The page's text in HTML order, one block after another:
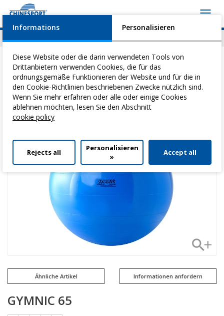
News Geschehen Video Download
Sie befinden sich hier:Home>Heilgymnastik>RehabilitationsbäLle
Gymnic 65
Ähnliche Artikel Informationen anfordern
GYMNIC 65
Informations Personalisieren
Diese Website oder die darin verwendeten Tools von
Drittanbietern verwenden Cookies, die für das
ordnungsgemäße Funktionieren der Website und für die in
den Cookie-Richtlinien beschriebenen Zwecke nützlich sind.
Wenn Sie mehr erfahren oder alle oder einige Cookies
ablehnen möchten, lesen Sie den Abschnitt
cookie policy
Rejects all
Personalisieren
»
Accept all